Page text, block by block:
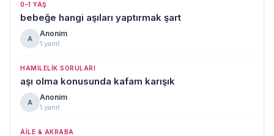
0–1 YAŞ
bebeğe hangi aşıları yaptırmak şart
A
Anonim
1 yanıt
HAMILELIK SORULARI
aşı olma konusunda kafam karışık
A
Anonim
1 yanıt
AILE & AKRABA